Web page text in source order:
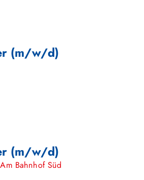
(m/w/d)
(m/w/d)
Bahnhof Süd